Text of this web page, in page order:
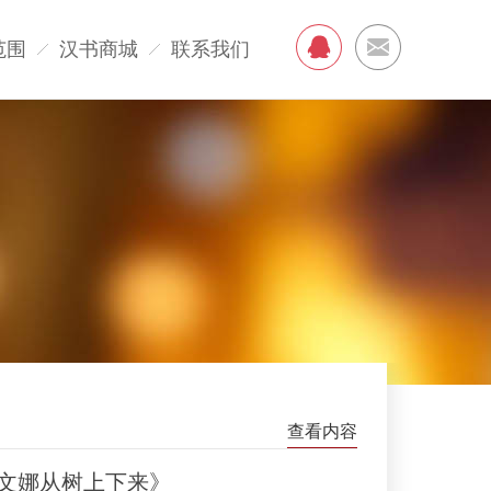
汉书商城 联系我们
查看内容
娜从树上下来》